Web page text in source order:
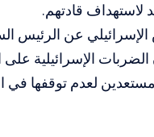
قادتهم.
عن الرئيس
الإسرائيلية
مستعدين لعدم توقفها في